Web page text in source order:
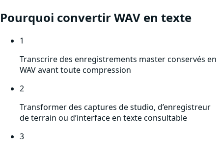
Pourquoi convertirWAV en texte
1
Transcrire des enregistrements master conservés en
WAV avant toute compression
2
Transformer des captures de studio, d’enregistreur
de terrain ou d’interface en texte consultable
3